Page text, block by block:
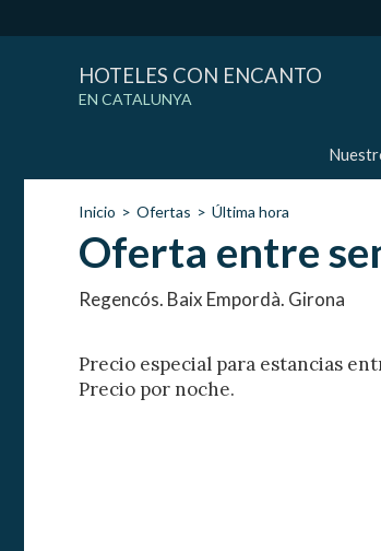
HOTELES CON ENCANTO
EN CATALUNYA
Inicio Ofertas Última hora
Oferta entre
Regencós. Baix Empordà. Girona
Precio especial para estancias
Precio por noche.